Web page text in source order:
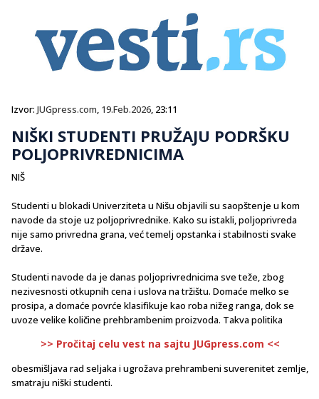
Izvor: JUGpress.com, 19.Feb.2026, 23:11
NIŠKI STUDENTI PRUŽAJU PODRŠKU
POLJOPRIVREDNICIMA
NIŠ
Studenti u blokadi Univerziteta u Nišu objavili su saopštenje u kom
navode da stoje uz poljoprivrednike. Kako su istakli, poljoprivreda
nije samo privredna grana, već temelj opstanka i stabilnosti svake
države.
Studenti navode da je danas poljoprivrednicima sve teže, zbog
nezivesnosti otkupnih cena i uslova na tržištu. Domaće melko se
prosipa, a domaće povrće klasifikuje kao roba nižeg ranga, dok se
uvoze velike količine prehbrambenim proizvoda. Takva politika
>> Pročitaj celu vest na sajtu JUGpress.com <<
obesmišljava rad seljaka i ugrožava prehrambeni suverenitet zemlje,
smatraju niški studenti.